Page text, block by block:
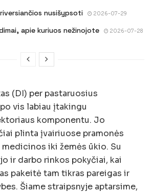
nusišypsoti 2026-07-29
apie kuriuos nežinojote 2026-07-28
(DI) per pastaruosius
vis labiau įtakingu
komponentu. Jo
plinta įvairiuose pramonės
iki žemės ūkio. Su
ir darbo rinkos pokyčiai, kai
pakeitė tam tikras pareigas ir
Šiame straipsnyje aptarsime,